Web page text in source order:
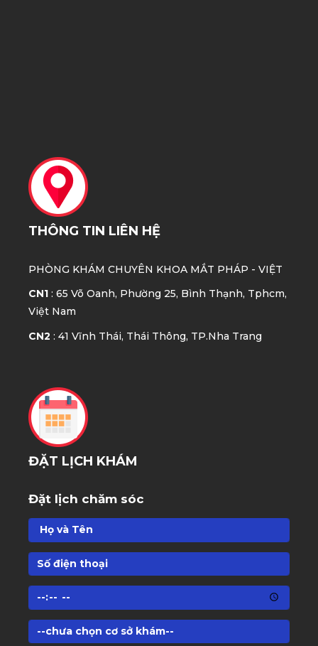
THÔNG TIN LIÊN HỆ
PHÒNG KHÁM CHUYÊN KHOA MẮT PHÁP - VIỆT
CN1 : 65 Võ Oanh, Phường 25, Bình Thạnh, Tphcm,
Việt Nam
CN2 : 41 Vĩnh Thái, Thái Thông, TP.Nha Trang
ĐẶT LỊCH KHÁM
Đặt lịch chăm sóc